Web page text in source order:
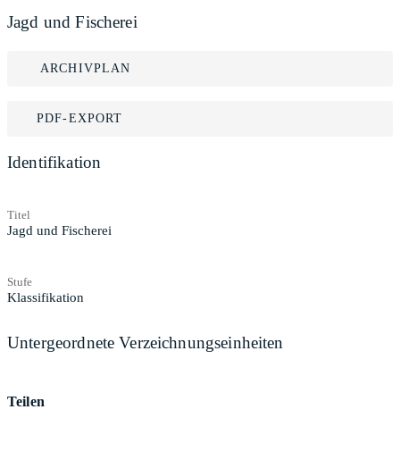
Jagd und Fischerei
ARCHIVPLAN
PDF-EXPORT
Identifikation
Titel
Jagd und Fischerei
Stufe
Klassifikation
Untergeordnete Verzeichnungseinheiten
Teilen